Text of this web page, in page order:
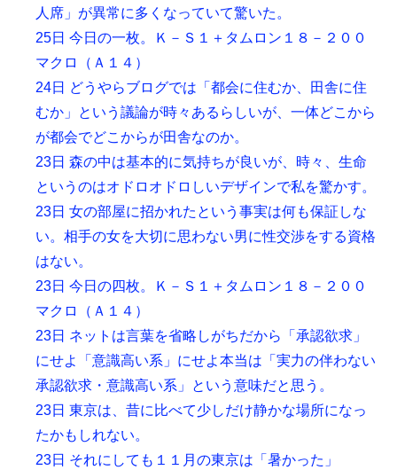
人席」が異常に多くなっていて驚いた。
25日 今日の一枚。Ｋ－Ｓ１＋タムロン１８－２００
マクロ（Ａ１４）
24日 どうやらブログでは「都会に住むか、田舎に住
むか」という議論が時々あるらしいが、一体どこから
が都会でどこからが田舎なのか。
23日 森の中は基本的に気持ちが良いが、時々、生命
というのはオドロオドロしいデザインで私を驚かす。
23日 女の部屋に招かれたという事実は何も保証しな
い。相手の女を大切に思わない男に性交渉をする資格
はない。
23日 今日の四枚。Ｋ－Ｓ１＋タムロン１８－２００
マクロ（Ａ１４）
23日 ネットは言葉を省略しがちだから「承認欲求」
にせよ「意識高い系」にせよ本当は「実力の伴わない
承認欲求・意識高い系」という意味だと思う。
23日 東京は、昔に比べて少しだけ静かな場所になっ
たかもしれない。
23日 それにしても１１月の東京は「暑かった」